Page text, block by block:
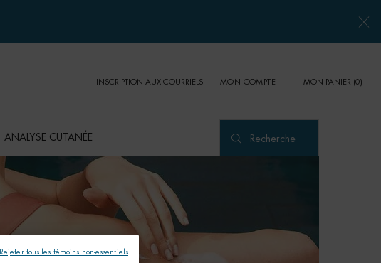
INSCRIPTION AUX COURRIELS MON COMPTE MON PANIER 0
0 PRODUCT IN CART
ANALYSE CUTANÉE Recherche
Rejeter tous les témoins non-essentiels